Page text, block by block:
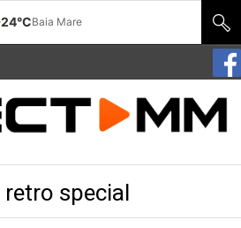
24°CBaia Mare
retro special